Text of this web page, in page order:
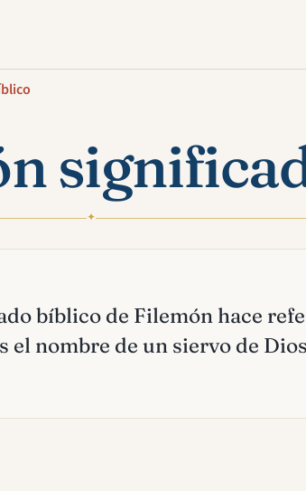
✦
bíblico de Filemón hace
el nombre de un siervo de